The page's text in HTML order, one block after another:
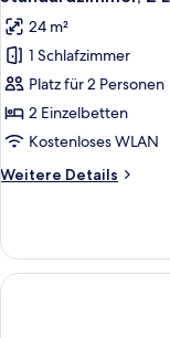
Fotos
für
Standardzimmer,
2 Einzelbetten,
barrierefrei,
Nichtraucher
24 m²
1 Schlafzimmer
Platz für 2 Personen
2 Einzelbetten
Kostenloses WLAN
Weitere Details
Weitere
2 Einzelbetten,
barrierefrei,
Nichtraucher